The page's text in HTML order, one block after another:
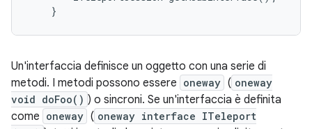
Un'interfaccia definisce un oggetto con una serie di
metodi. I metodi possono essere oneway ( oneway
void doFoo() ) o sincroni. Se un'interfaccia è definita
come oneway ( oneway interface ITeleport